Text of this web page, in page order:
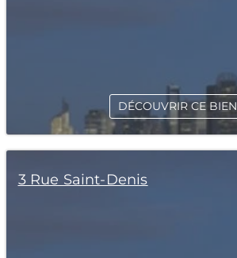
DÉCOUVRIR CE BIEN
3 Rue Saint-Denis